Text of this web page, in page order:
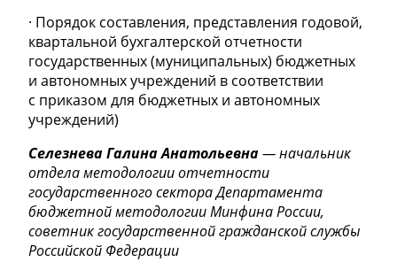
· Порядок составления, представления годовой,
квартальной бухгалтерской отчетности
государственных (муниципальных) бюджетных
и автономных учреждений в соответствии
с приказом для бюджетных и автономных
учреждений)
Селезнева Галина Анатольевна— начальник
отдела методологии отчетности
государственного сектора Департамента
бюджетной методологии Минфина России,
советник государственной гражданской службы
Российской Федерации